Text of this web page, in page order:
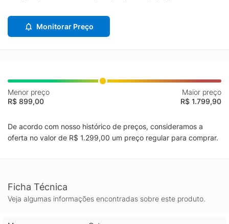
Monitorar Preço
Menor preço
R$ 899,00
Maior preço
R$ 1.799,90
De acordo com nosso histórico de preços, consideramos a
oferta no valor de R$ 1.299,00 um preço regular para comprar.
Ficha Técnica
Veja algumas informações encontradas sobre este produto.